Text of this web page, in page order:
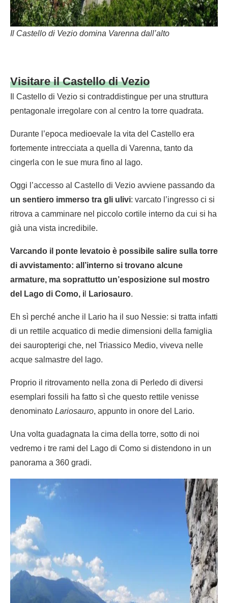
Il Castello di Vezio domina Varenna dall’alto
Visitare il Castello di Vezio
Il Castello di Vezio si contraddistingue per una struttura
pentagonale irregolare con al centro la torre quadrata.
Durante l’epoca medioevale la vita del Castello era
fortemente intrecciata a quella di Varenna, tanto da
cingerla con le sue mura fino al lago.
Oggi l’accesso al Castello di Vezio avviene passando da
un sentiero immerso tra gli ulivi: varcato l’ingresso ci si
ritrova a camminare nel piccolo cortile interno da cui si ha
già una vista incredibile.
Varcando il ponte levatoio è possibile salire sulla torre
di avvistamento: all’interno si trovano alcune
armature, ma soprattutto un’esposizione sul mostro
del Lago di Como, i
Lariosauro.
Eh sì perché anche il Lario ha il suo Nessie: si tratta infatti
di un rettile acquatico di medie dimensioni della famiglia
dei sauropterigi che, nel Triassico Medio, viveva nelle
acque salmastre del lago.
Proprio il ritrovamento nella zona di Perledo di diversi
esemplari fossili ha fatto sì che questo rettile venisse
denominato Lariosauro, appunto in onore del Lario.
Una volta guadagnata la cima della torre, sotto di noi
vedremo i tre rami del Lago di Como si distendono in un
panorama a 360 gradi.